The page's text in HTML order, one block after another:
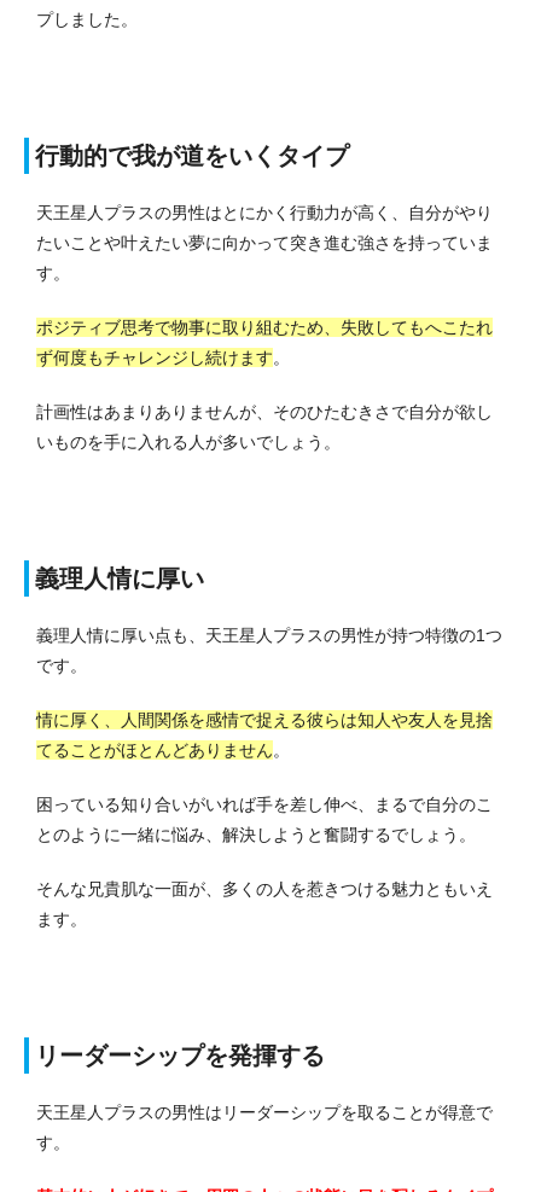
プしました。
行動的で我が道をいくタイプ
天王星人プラスの男性はとにかく行動力が高く、自分がやり
たいことや叶えたい夢に向かって突き進む強さを持っていま
す。
ポジティブ思考で物事に取り組むため、失敗してもへこたれ
ず何度もチャレンジし続けます。
計画性はあまりありませんが、そのひたむきさで自分が欲し
いものを手に入れる人が多いでしょう。
義理人情に厚い
義理人情に厚い点も、天王星人プラスの男性が持つ特徴の1つ
です。
情に厚く、人間関係を感情で捉える彼らは知人や友人を見捨
てることがほとんどありません。
困っている知り合いがいれば手を差し伸べ、まるで自分のこ
とのように一緒に悩み、解決しようと奮闘するでしょう。
そんな兄貴肌な一面が、多くの人を惹きつける魅力ともいえ
ます。
リーダーシップを発揮する
天王星人プラスの男性はリーダーシップを取ることが得意で
す。